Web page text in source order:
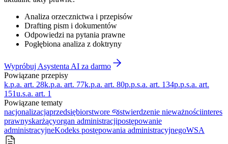
Analiza orzecznictwa i przepisów
Drafting pism i dokumentów
Odpowiedzi na pytania prawne
Pogłębiona analiza z doktryny
Wypróbuj Asystenta AI za darmo
Powiązane przepisy
k.p.a. art. 28k.p.a. art. 77k.p.a. art. 80p.p.s.a. art. 134p.p.s.a. art.
151u.s.a. art. 1
Powiązane tematy
nacjonalizacjaprzedsiębiorstwore જstwierdzenie nieważnościinteres
prawnyskarżącyorgan administracjipostępowanie
administracyjneKodeks postępowania administracyjnegoWSA